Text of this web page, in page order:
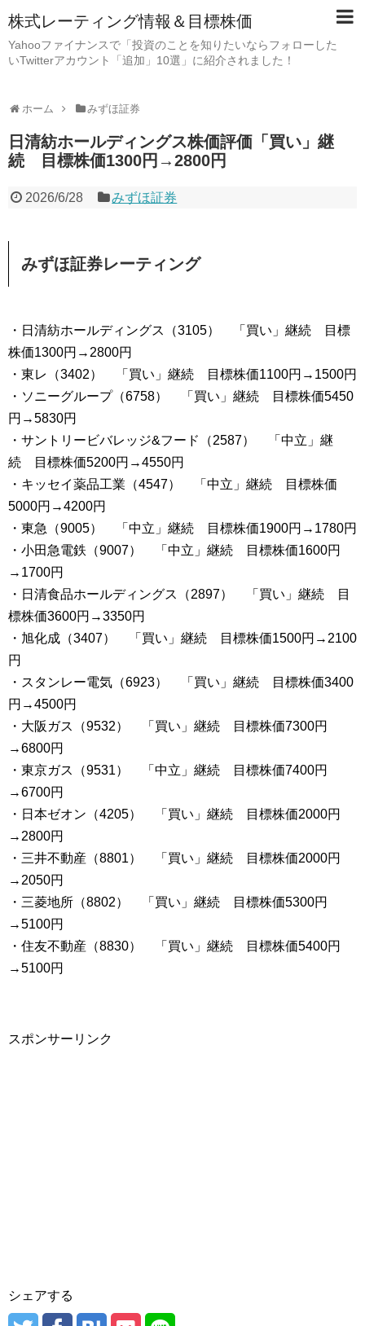
株式レーティング情報＆目標株価
Yahooファイナンスで「投資のことを知りたいならフォローした
いTwitterアカウント「追加」10選」に紹介されました！
ホーム みずほ証券
日清紡ホールディングス株価評価「買い」継
続 目標株価1300円→2800円
2026/6/28 みずほ証券
みずほ証券レーティング
・日清紡ホールディングス（3105） 「買い」継続 目標
株価1300円→2800円
・東レ（3402） 「買い」継続 目標株価1100円→1500円
・ソニーグループ（6758） 「買い」継続 目標株価5450
円→5830円
・サントリービバレッジ&フード（2587） 「中立」継
続 目標株価5200円→4550円
・キッセイ薬品工業（4547） 「中立」継続 目標株価
5000円→4200円
・東急（9005） 「中立」継続 目標株価1900円→1780円
・小田急電鉄（9007） 「中立」継続 目標株価1600円
→1700円
・日清食品ホールディングス（2897） 「買い」継続 目
標株価3600円→3350円
・旭化成（3407） 「買い」継続 目標株価1500円→2100
円
・スタンレー電気（6923） 「買い」継続 目標株価3400
円→4500円
・大阪ガス（9532） 「買い」継続 目標株価7300円
→6800円
・東京ガス（9531） 「中立」継続 目標株価7400円
→6700円
・日本ゼオン（4205） 「買い」継続 目標株価2000円
→2800円
・三井不動産（8801） 「買い」継続 目標株価2000円
→2050円
・三菱地所（8802） 「買い」継続 目標株価5300円
→5100円
・住友不動産（8830） 「買い」継続 目標株価5400円
→5100円
スポンサーリンク
シェアする